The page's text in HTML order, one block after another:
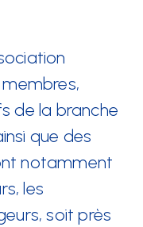
de la branche
que des
notamment
les
soit près